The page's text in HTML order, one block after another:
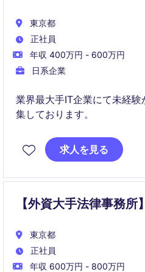
東京都
正社員
年収 400万円 - 600万円
日系企業
業界最大手IT企業にて未経
集しております。
求人を見る
【外資大手法律事務所
東京都
正社員
年収 600万円 - 800万円